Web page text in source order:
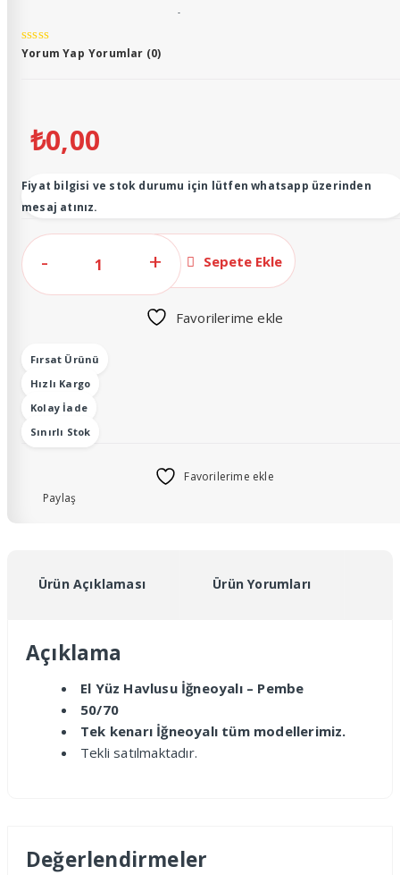
Tek kenarı İğneoyalı tüm modellerimiz.
Tekli satılmaktadır.
Yorum Yap Yorumlar (0)
₺0,00
Fiyat bilgisi ve stok durumu için lütfen whatsapp üzerinden
mesaj atınız.
Havlusu
adet
Sepete Ekle
Favorilerime ekle
Fırsat Ürünü
Hızlı Kargo
Kolay İade
Sınırlı Stok
Favorilerime ekle
Paylaş
Ürün Açıklaması Ürün Yorumları
Açıklama
El Yüz Havlusu İğneoyalı – Pembe
50/70
Tek kenarı İğneoyalı tüm modellerimiz.
Tekli satılmaktadır.
Değerlendirmeler